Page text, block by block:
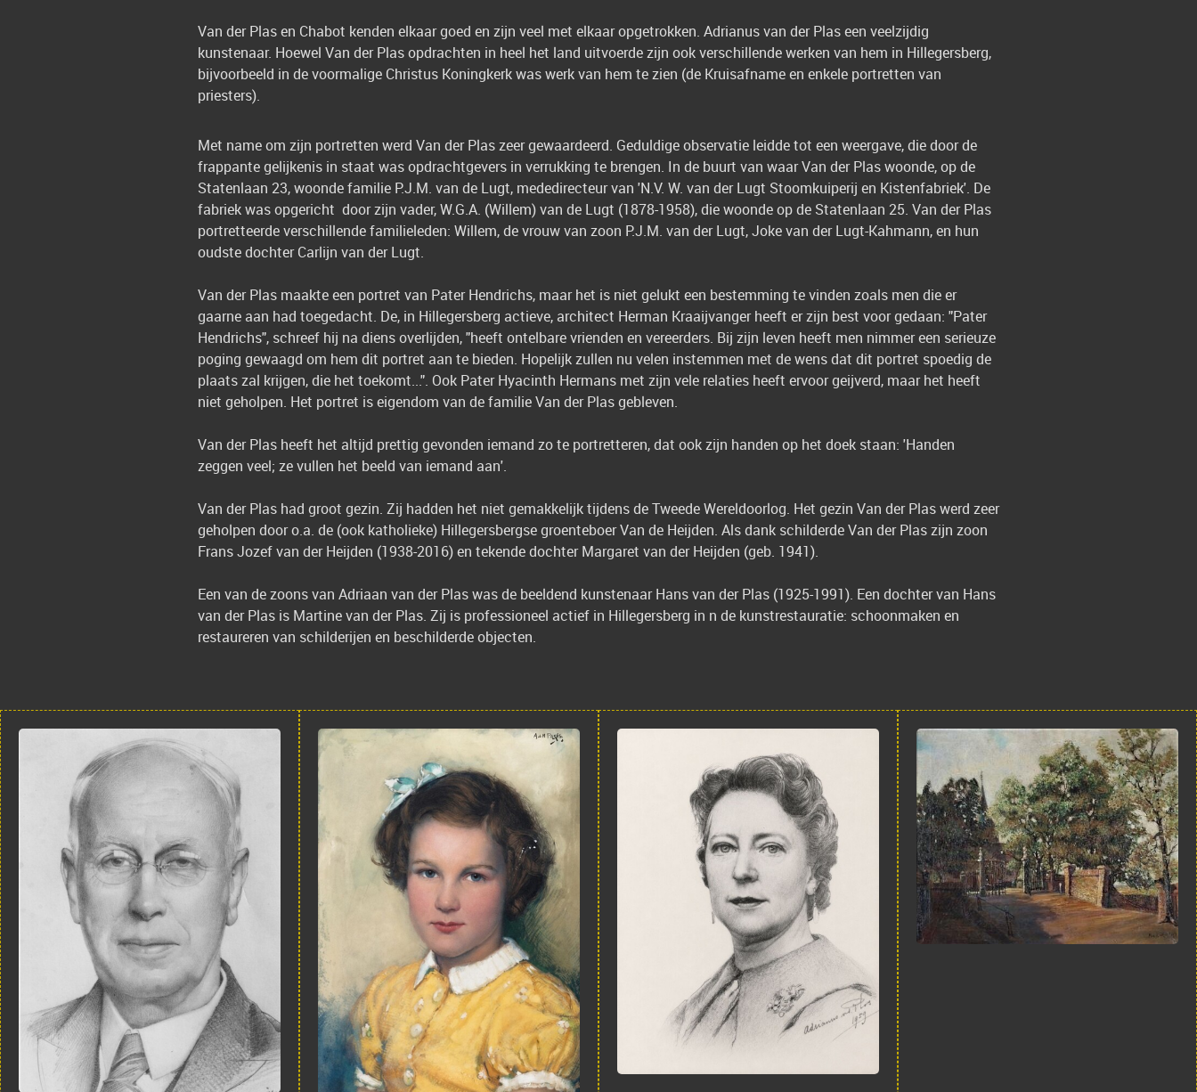
Van der Plas en Chabot kenden elkaar goed en zijn veel met elkaar opgetrokken. Adrianus van der Plas een veelzijdig
kunstenaar. Hoewel Van der Plas opdrachten in heel het land uitvoerde zijn ook verschillende werken van hem in Hillegersberg,
bijvoorbeeld in de voormalige Christus Koningkerk was werk van hem te zien (de Kruisafname en enkele portretten van
priesters).
Met name om zijn portretten werd Van der Plas zeer gewaardeerd. Geduldige observatie leidde tot een weergave, die door de
frappante gelijkenis in staat was opdrachtgevers in verrukking te brengen. In de buurt van waar Van der Plas woonde, op de
Statenlaan 23, woonde familie P.J.M. van de Lugt, mededirecteur van 'N.V. W. van der Lugt Stoomkuiperij en Kistenfabriek'. De
fabriek was opgericht door zijn vader, W.G.A. (Willem) van de Lugt (1878-1958), die woonde op de Statenlaan 25. Van der Plas
portretteerde verschillende familieleden: Willem, de vrouw van zoon P.J.M. van der Lugt, Joke van der Lugt-Kahmann, en hun
oudste dochter Carlijn van der Lugt.
Van der Plas maakte een portret van Pater Hendrichs, maar het is niet gelukt een bestemming te vinden zoals men die er
gaarne aan had toegedacht. De, in Hillegersberg actieve, architect Herman Kraaijvanger heeft er zijn best voor gedaan: "Pater
Hendrichs", schreef hij na diens overlijden, "heeft ontelbare vrienden en vereerders. Bij zijn leven heeft men nimmer een serieuze
poging gewaagd om hem dit portret aan te bieden. Hopelijk zullen nu velen instemmen met de wens dat dit portret spoedig de
plaats zal krijgen, die het toekomt...". Ook Pater Hyacinth Hermans met zijn vele relaties heeft ervoor geijverd, maar het heeft
niet geholpen. Het portret is eigendom van de familie Van der Plas gebleven.
Van der Plas heeft het altijd prettig gevonden iemand zo te portretteren, dat ook zijn handen op het doek staan: 'Handen
zeggen veel; ze vullen het beeld van iemand aan'.
Van der Plas had groot gezin. Zij hadden het niet gemakkelijk tijdens de Tweede Wereldoorlog. Het gezin Van der Plas werd zeer
geholpen door o.a. de (ook katholieke) Hillegersbergse groenteboer Van de Heijden. Als dank schilderde Van der Plas zijn zoon
Frans Jozef van der Heijden (1938-2016) en tekende dochter Margaret van der Heijden (geb. 1941).
Een van de zoons van Adriaan van der Plas was de beeldend kunstenaar Hans van der Plas (1925-1991). Een dochter van Hans
van der Plas is Martine van der Plas. Zij is professioneel actief in Hillegersberg in n de kunstrestauratie: schoonmaken en
restaureren van schilderijen en beschilderde objecten.